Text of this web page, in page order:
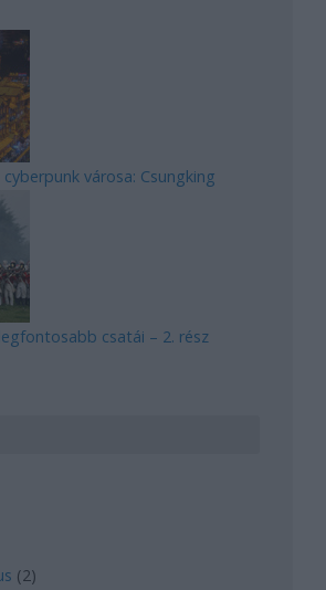
városa: Csungking
csatái – 2. rész
(2)